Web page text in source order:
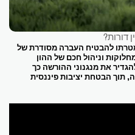
דורות?
להבטיח העברה מסודרת של
וניהול חכם של ההון
את מנגנוני ההורשה כך
תוך הבטחת יציבות פיננסית